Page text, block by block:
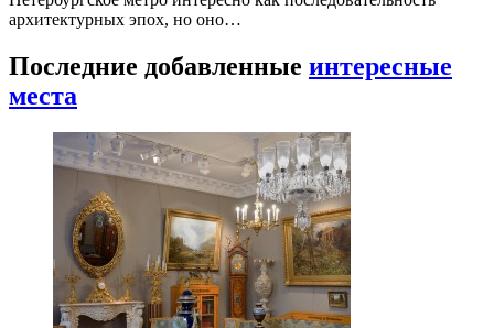
архитектурных эпох, но оно…
Последние добавленные интересные
места